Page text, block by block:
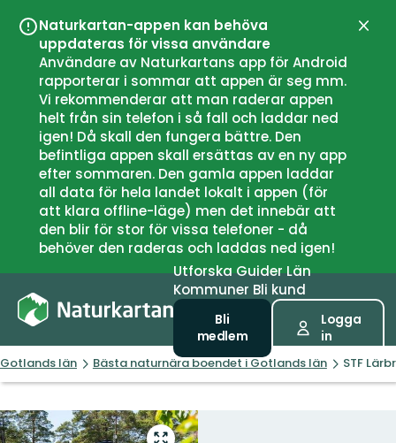
Naturkartan-appen kan behöva
uppdateras för vissa användare
Användare av Naturkartans app för Android
rapporterar i sommar att appen är seg mm.
Vi rekommenderar att man raderar appen
helt från sin telefon i så fall och laddar ned
igen! Då skall den fungera bättre. Den
befintliga appen skall ersättas av en ny app
efter sommaren. Den gamla appen laddar
all data för hela landet lokalt i appen (för
att klara offline-läge) men det innebär att
den blir för stor för vissa telefoner - då
behöver den raderas och laddas ned igen!
UtforskaGuiderLän
Kommuner Bli kund
Bli
medlem
Logga
in
Gotlands län Bästa naturnära boendet i Gotlands län STF